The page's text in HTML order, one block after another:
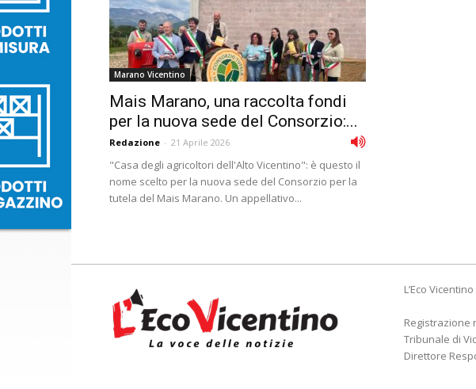
Marano Vicentino
Mais Marano, una raccolta fondi
per la nuova sede del Consorzio:...
Redazione - 21 Aprile 2026
"Casa degli agricoltori dell'Alto Vicentino": è questo il
nome scelto per la nuova sede del Consorzio per la
tutela del Mais Marano. Un appellativo...
L’Eco
Registrazione
Tribunale di
Direttore